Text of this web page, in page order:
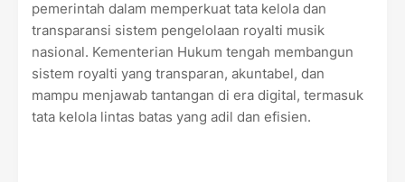
pemerintah dalam memperkuat tata kelola dan
transparansi sistem pengelolaan royalti musik
nasional. Kementerian Hukum tengah membangun
sistem royalti yang transparan, akuntabel, dan
mampu menjawab tantangan di era digital, termasuk
tata kelola lintas batas yang adil dan efisien.